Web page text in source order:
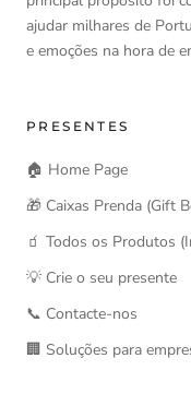
ajudar milhares de
e emoções na hora de
PRESENTES
🏠 Home Page
🎁 Caixas Prenda (Gift
🧃 Todos os Produtos
💡 Crie o seu presente
📞 Contacte-nos
🏢 Soluções para